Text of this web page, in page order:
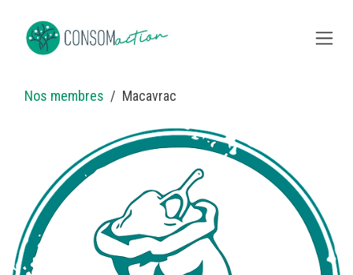
Nos membres Macavrac